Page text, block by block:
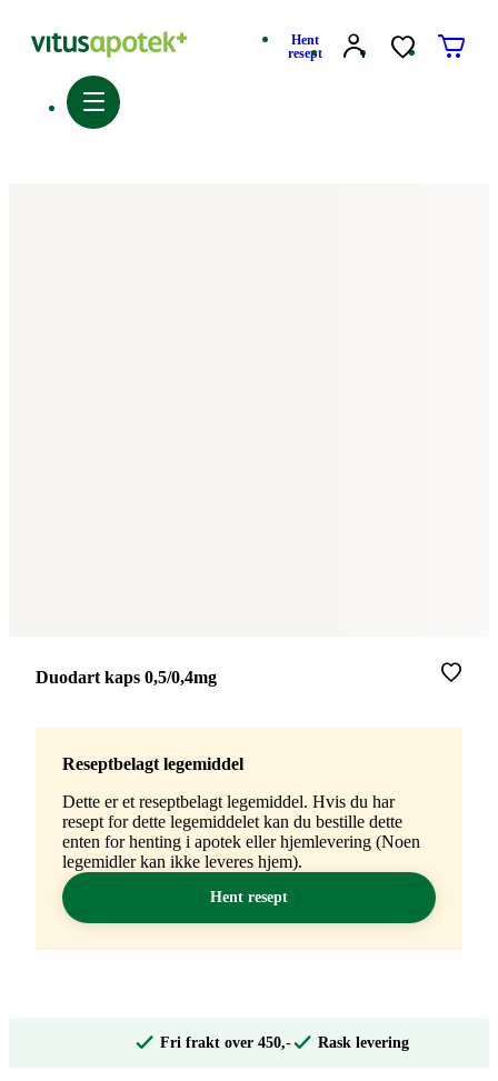
Hent
resept
Merke:
Duodart kaps 0,5/0,4mg
Reseptbelagt legemiddel
Dette er et reseptbelagt legemiddel. Hvis du har
resept for dette legemiddelet kan du bestille dette
enten for henting i apotek eller hjemlevering (Noen
legemidler kan ikke leveres hjem).
Hent resept
Fri frakt over 450,- Rask levering